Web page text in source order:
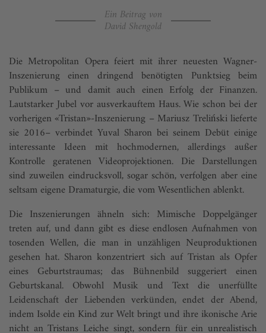
Ein Beitrag von
David Shengold
Die Metropolitan Opera feiert mit ihrer neuesten Wagner-
Inszenierung einen dringend benötigten Punktsieg beim
Publikum – und damit auch einen Erfolg der Finanzen.
Lautstarker Jubel vor ausverkauftem Haus. Wie schon bei der
vorherigen «Tristan»-Inszenierung – Mariusz Treliński lieferte
sie 2016– verbindet Yuval Sharon bei seinem Debüt einige
interessante Ideen mit hochmodernen, allerdings außer
Kontrolle geratenen Videoprojektionen. Die Darstellungen
sind zuweilen eindrucksvoll, sogar schön, verfolgen aber eine
seltsam eigene Dramaturgie, die vom Wesentlichen ablenkt.
Die Inszenierungen ähneln sich: Mimische Doppelgänger
treten auf, und dann gibt es diese endlosen Aufnahmen von
tosenden Wellen, die man in unzähligen Neuproduktionen
gesehen hat. Sharon konzentriert sich auf Tristan als Opfer
eines Geburtstraumas; das Bühnenbild suggeriert einen
Geburtskanal. Obwohl Musik und Text die unerfüllte
Leidenschaft der Liebenden verkünden, endet der Abend,
indem Isolde ein Kind zur Welt bringt und ihre ikonische Arie
nicht an Tristans Leiche singt, sondern für ein unrealistisch